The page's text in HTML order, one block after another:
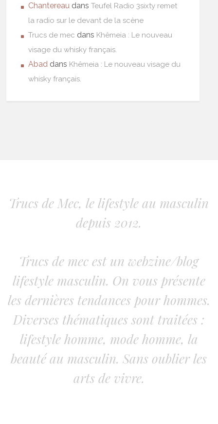
Chantereau dansTeufel Radio 3sixty remet
la radio sur le devant de la scène
Trucs de mec dans Khêmeia : Le nouveau
visage du whisky français.
Abad dans Khêmeia : Le nouveau visage du
whisky français.
Trucs de Mec, le lifestyle au masculin
depuis 2012.
Trucs de mec est un webzine/blog
lifestyle masculin. On vous présente
les dernières tendances pour hommes.
Diverses thématiques sont traitées :
lifestyle homme, mode homme, la
beauté au masculin. Sans oublier les
arts de vivre.